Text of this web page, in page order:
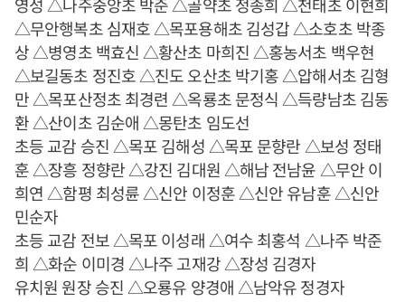
△무안행복초 심재호 △목포용해초 김성갑 △소호초 박종
상 △병영초 백효신 △황산초 마희진 △홍농서초 백우현
△보길동초 정진호 △진도 오산초 박기홍 △압해서초 김형
만 △목포산정초 최경련 △옥룡초 문정식 △득량남초 김동
환 △산이초 김순애 △몽탄초 임도선
초등 교감 승진 △목포 김해성 △목포 문향란 △보성 정태
훈 △장흥 정향란 △강진 김대원 △해남 전남윤 △무안 이
희연 △함평 최성륜 △신안 이정훈 △신안 유남훈 △신안
민순자
초등 교감 전보 △목포 이성래 △여수 최홍석 △나주 박준
희 △화순 이미경 △나주 고재강 △장성 김경자
유치원 원장 승진 △오룡유 양경애 △남악유 정경자